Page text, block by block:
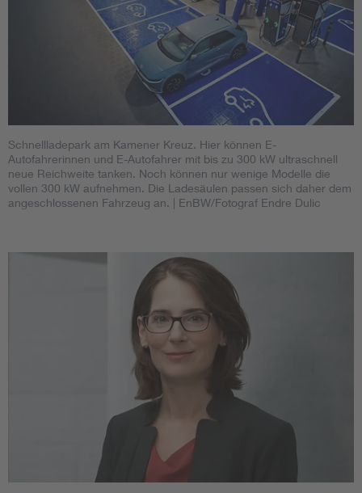
Schnellladepark am Kamener Kreuz. Hier können E-
Autofahrerinnen und E-Autofahrer mit bis zu 300 kW ultraschnell
neue Reichweite tanken. Noch können nur wenige Modelle die
vollen 300 kW aufnehmen. Die Ladesäulen passen sich daher dem
angeschlossenen Fahrzeug an. | EnBW/Fotograf Endre Dulic